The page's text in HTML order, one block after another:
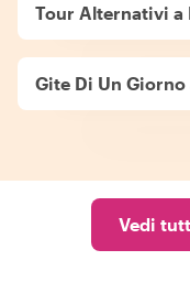
Tour Alternativi a
Gite Di Un Giorno
Vedi